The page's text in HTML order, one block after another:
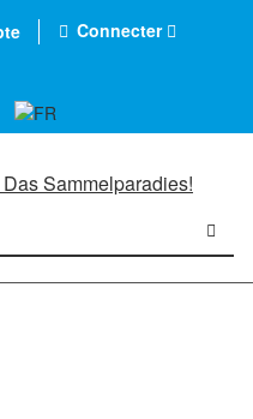
Connecter